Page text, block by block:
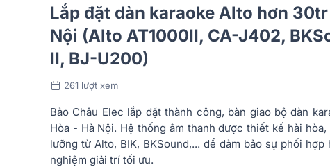
Lắp đặt dàn karaoke Alto hơn
Nội (Alto AT1000II, CA-J402,
II, BJ-U200)
261 lượt xem
Bảo Châu Elec lắp đặt thành công, bàn giao bộ dàn
Hòa - Hà Nội. Hệ thống âm thanh được thiết kế hài
lưỡng từ Alto, BIK, BKSound,... để đảm bảo sự phối
nghiệm giải trí tối ưu.